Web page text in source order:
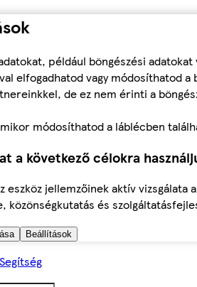
például böngészési
elfogadhatod vagy módosíthatod
de ez nem érinti a
módosíthatod a láblécben
a következő célokra
eszköz jellemzőinek aktív
és
Beállítások
Segítség